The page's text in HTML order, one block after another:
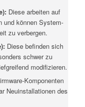
Diese arbeiten auf
und können System-
zu verbergen.
Diese befinden sich
schwer zu
modifizieren.
Komponenten
Neuinstallationen des